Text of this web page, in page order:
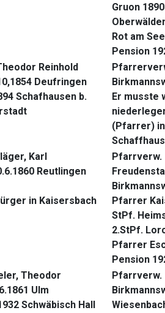
Gruon 1890
Rot am
Pension
Reinhold
Deufringen
Schafhausen b.
Er musste
(Pfarrer) in
Karl
Reutlingen
in Kaisersbach
Pfarrverw.
Pfarrer
StPf.
2.StPf.
Pfarrer
Pension
Theodor
Ulm
Schwäbisch Hall
Pfarrverw.